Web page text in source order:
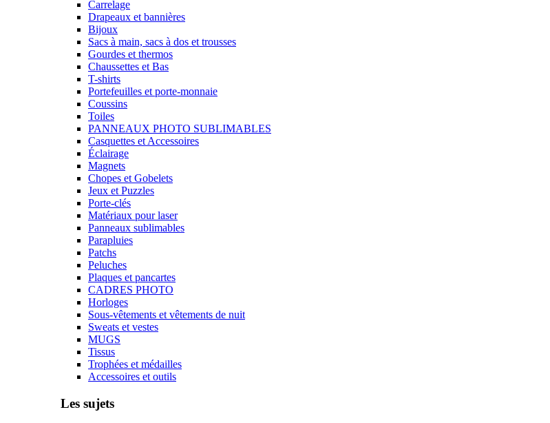
Carrelage
Drapeaux et bannières
Bijoux
Sacs à main, sacs à dos et trousses
Gourdes et thermos
Chaussettes et Bas
T-shirts
Portefeuilles et porte-monnaie
Coussins
Toiles
PANNEAUX PHOTO SUBLIMABLES
Casquettes et Accessoires
Éclairage
Magnets
Chopes et Gobelets
Jeux et Puzzles
Porte-clés
Matériaux pour laser
Panneaux sublimables
Parapluies
Patchs
Peluches
Plaques et pancartes
CADRES PHOTO
Horloges
Sous-vêtements et vêtements de nuit
Sweats et vestes
MUGS
Tissus
Trophées et médailles
Accessoires et outils
Les sujets